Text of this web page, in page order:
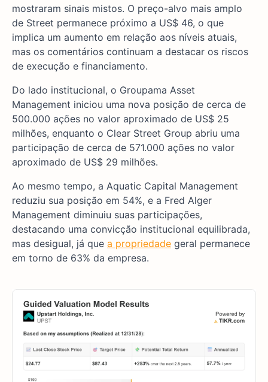
mostraram sinais mistos. O preço-alvo mais amplo
de Street permanece próximo a US$ 46, o que
implica um aumento em relação aos níveis atuais,
mas os comentários continuam a destacar os riscos
de execução e financiamento.
Do lado institucional, o Groupama Asset
Management iniciou uma nova posição de cerca de
500.000 ações no valor aproximado de US$ 25
milhões, enquanto o Clear Street Group abriu uma
participação de cerca de 571.000 ações no valor
aproximado de US$ 29 milhões.
Ao mesmo tempo, a Aquatic Capital Management
reduziu sua posição em 54%, e a Fred Alger
Management diminuiu suas participações,
destacando uma convicção institucional equilibrada,
mas desigual, já que a propriedade geral permanece
em torno de 63% da empresa.